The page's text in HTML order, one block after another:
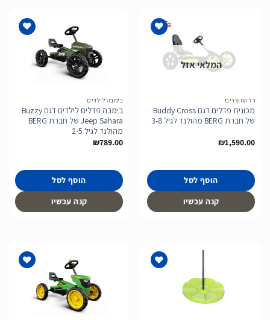
המלאי אזל
כל המוצרים
מכונית פדלים דגם Buddy Cross
של חברת BERG מהולנד לגיל 3-8
₪1,590.00
הוסף לסל
קנה עכשיו
בימבה לילדים
בימבה פדלים לילדים דגם Buzzy
Jeep Sahara של חברת BERG
מהולנד לגיל 2-5
₪789.00
הוסף לסל
קנה עכשיו